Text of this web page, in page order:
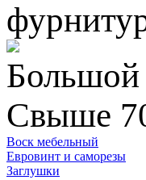
Свыше
Воск мебельный
Евровинт и саморезы
Заглушки